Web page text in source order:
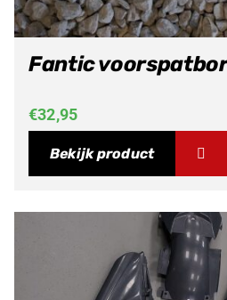
Fantic
€32,95
Bekijk product